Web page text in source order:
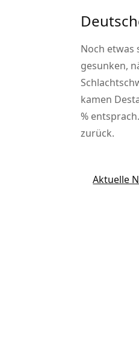
Noch etwas
gesunken,
kamen
%
zurück.
Aktuelle